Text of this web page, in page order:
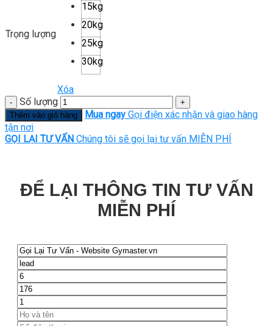
Trọng lượng
15kg
20kg
25kg
30kg
Xóa
Số lượng
Thêm vào giỏ hàng Mua ngay Gọi điện xác nhận và giao hàng
tận nơi
GỌI LẠI TƯ VẤN Chúng tôi sẽ gọi lại tư vấn MIỄN PHÍ
ĐỂ LẠI THÔNG TIN TƯ VẤN
MIỄN PHÍ